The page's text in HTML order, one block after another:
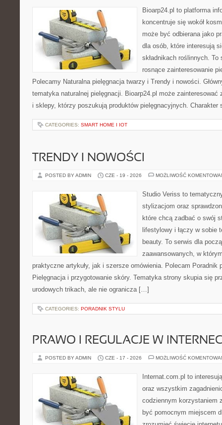
Bioarp24.pl to platforma
koncentruje się wokół
może być odbierana jako
dla osób, które interesują
składnikach roślinnych.
rosnące zainteresowanie
Polecamy Naturalna pielęgnacja twarzy i Trendy i nowości.
tematyka naturalnej pielęgnacji. Bioarp24.pl może zainteresować
i sklepy, którzy poszukują produktów pielęgnacyjnych.
CATEGORIES: SMART HOME I IOT
TRENDY I NOWOŚCI
POSTED BY ADMIN CZE - 19 - 2026 MOŻLIWOŚĆ
Studio Veriss to
stylizacjom oraz
które chcą zadbać o swój
lifestylowy i łączy w sobie
beauty. To serwis dla
zaawansowanych, w
praktyczne artykuły, jak i szersze omówienia. Polecam
Pielęgnacja i przygotowanie skóry. Tematyka strony skupia się
urodowych trikach, ale nie ogranicza […]
CATEGORIES: PORADNIK STYLU
PRAWO I REGULACJE W
POSTED BY ADMIN CZE - 17 - 2026 MOŻLIWOŚĆ
Internat.com.pl to
oraz wszystkim
codziennym korzystaniem
być pomocnym miejscem